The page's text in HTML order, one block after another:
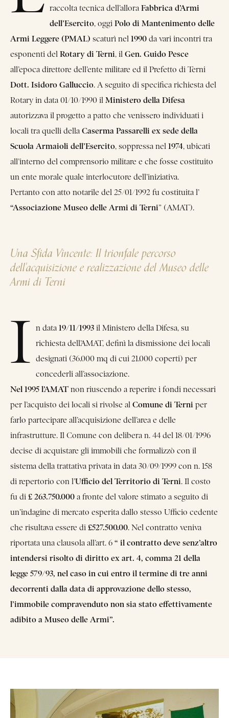
raccolta tecnica dell’allora Fabbrica d’Armi
dell’Esercito, oggi Polo di Mantenimento delle
Armi Leggere (PMAL) scaturì nel 1990 da vari incontri tra
esponenti del Rotary di Terni, il Gen. Guido Pesce
all’epoca direttore dell’ente militare ed il Prefetto di Terni
Dott. Isidoro Galluccio. A seguito di specifica richiesta del
Rotary in data 01/10/1990 il Ministero della Difesa
autorizzava il progetto a patto che venissero individuati i
locali tra quelli della Caserma Passarelli ex sede della
Scuola Armaioli dell’Esercito, soppressa nel 1974, ubicati
all’interno del comprensorio militare e che fosse costituito
un ente morale quale interlocutore dell’iniziativa.
Pertanto con atto notarile del 25/01/1992 fu costituita l’
“Associazione Museo delle Armi di Terni” (AMAT).
Una Sfida Vincente: Il trionfale percorso
dell'acquisizione e realizzazione del Museo delle
Armi di Terni
I n data 19/11/1993 il Ministero della Difesa, su
richiesta dell’AMAT, definì la dismissione dei locali
designati (36.000 mq di cui 21.000 coperti) per
concederli all’associazione.
Nel 1995 l’AMAT non riuscendo a reperire i fondi necessari
per l’acquisto dei locali si rivolse al Comune di Terni per
farlo partecipare all’acquisizione dell’area e delle
infrastrutture. Il Comune con delibera n. 44 del 18/01/1996
decise di acquistare gli immobili che formalizzò con il
sistema della trattativa privata in data 30/09/1999 con n. 158
di repertorio con l’Ufficio del Territorio di Terni. Il costo
fu di £ 263.750.000 a fronte del valore stimato a seguito di
un’indagine di mercato esperita dallo stesso Ufficio cedente
che risultava essere di £527.500.00. Nel contratto veniva
riportata una clausola all’art. 6 “ il contratto deve senz’altro
intendersi risolto di diritto ex art. 4, comma 21 della
legge 579/93, nel caso in cui entro il termine di tre anni
decorrenti dalla data di approvazione dello stesso,
l’immobile compravenduto non sia stato effettivamente
adibito a Museo delle Armi”.